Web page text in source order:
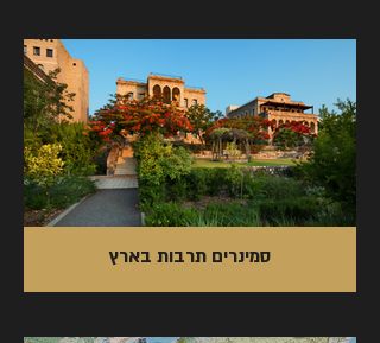
סמינרים תרבות בארץ